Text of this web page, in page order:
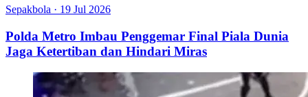
Sepakbola · 19 Jul 2026
Polda Metro Imbau Penggemar Final Piala Dunia
Jaga Ketertiban dan Hindari Miras